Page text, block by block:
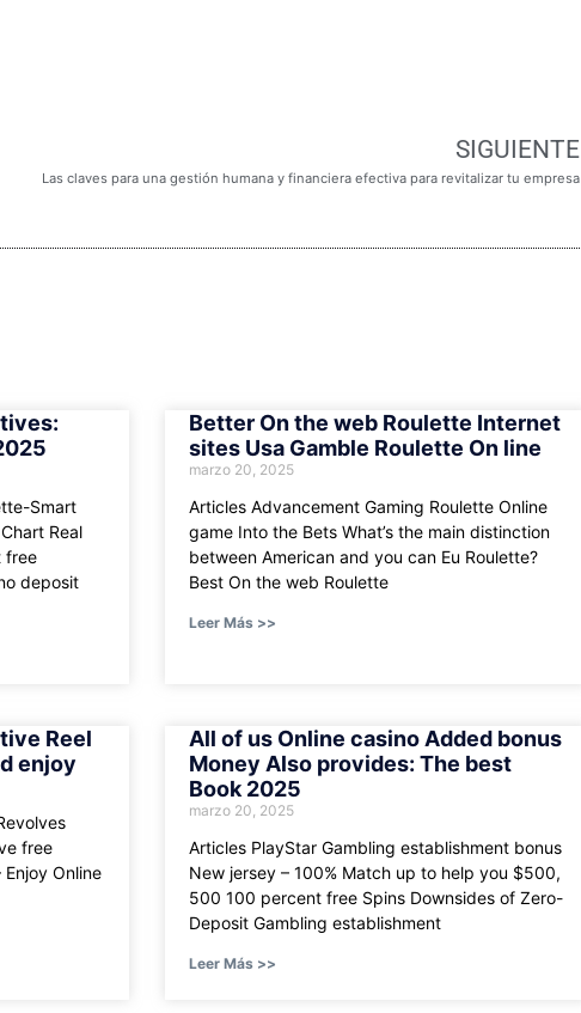
SIGUIENTE
Las claves para una gestión humana y financiera efectiva para revitalizar tu empresa
Smart
Real
free
deposit
Better On the web Roulette Internet
sites Usa Gamble Roulette On line
marzo 20, 2025
Articles Advancement Gaming Roulette Online
game Into the Bets What’s the main distinction
between American and you can Eu Roulette?
Best On the web Roulette
Leer Más >>
Reel
enjoy
free
Online
All of us Online casino Added bonus
Money Also provides: The best
Book 2025
marzo 20, 2025
Articles PlayStar Gambling establishment bonus
New jersey – 100% Match up to help you $500,
500 100 percent free Spins Downsides of Zero-
Deposit Gambling establishment
Leer Más >>